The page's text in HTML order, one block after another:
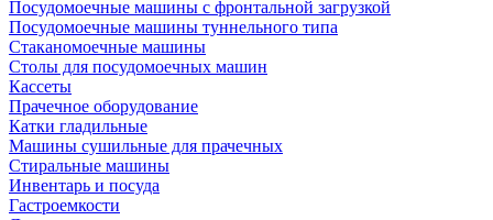
Посудомоечные машины с фронтальной загрузкой
Посудомоечные машины туннельного типа
Стаканомоечные машины
Столы для посудомоечных машин
Кассеты
Прачечное оборудование
Катки гладильные
Машины сушильные для прачечных
Стиральные машины
Инвентарь и посуда
Гастроемкости